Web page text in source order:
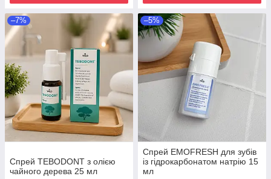
–7%
Спрей TEBODONT з олією
чайного дерева 25 мл
–5%
Спрей EMOFRESH для зубів
із гідрокарбонатом натрію 15
мл